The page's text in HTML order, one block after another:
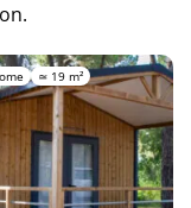
≃ 19 m²